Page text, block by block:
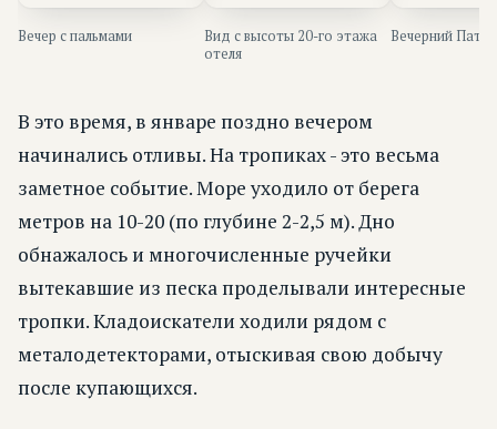
Вечер с пальмами
Вид с высоты 20-го этажа
отеля
Вечерний
В это время, в январе поздно вечером
начинались отливы. На тропиках - это весьма
заметное событие. Море уходило от берега
метров на 10-20 (по глубине 2-2,5 м). Дно
обнажалось и многочисленные ручейки
вытекавшие из песка проделывали интересные
тропки. Кладоискатели ходили рядом с
металодетекторами, отыскивая свою добычу
после купающихся.